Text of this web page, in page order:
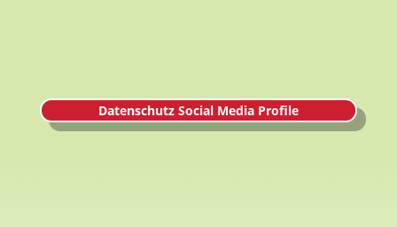
Datenschutz Social Media Profile